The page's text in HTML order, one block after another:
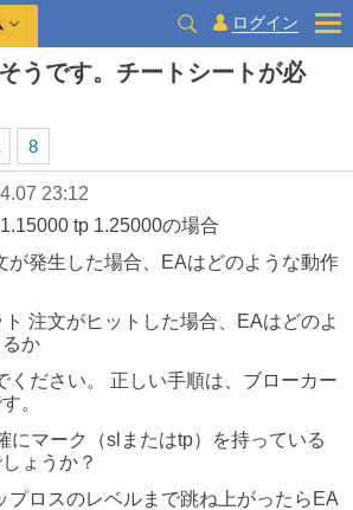
ログイン
うです。チートシートが必
8
23:12
tp 1.25000の場合
が発生した場合、EAはどのような動作
注文がヒットした場合、EAはどのよ
か
ください。 正しい手順は、ブローカー
。
にマーク（slまたはtp）を持っている
ょうか？
プロスのレベルまで跳ね上がったらEA